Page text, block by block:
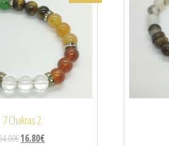
7 Chakras 2
€16.80€